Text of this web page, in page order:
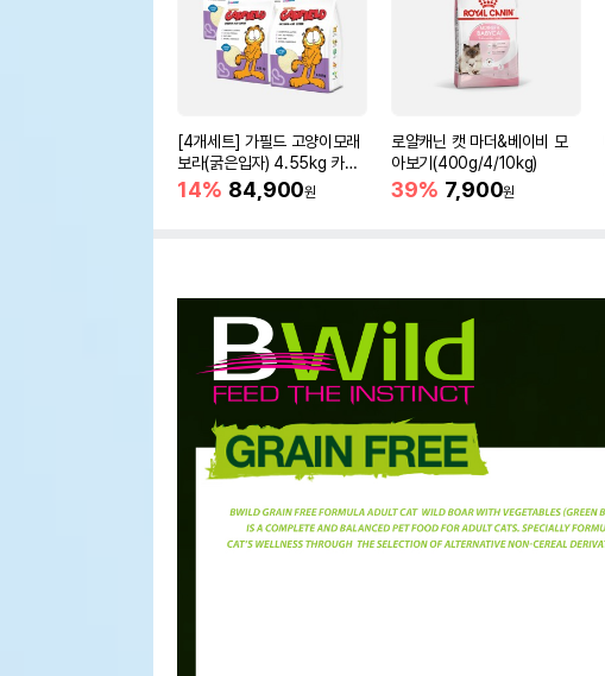
[4개세트] 가필드 고양이모래
보라(굵은입자) 4.55kg 카사
바모래
14% 84,900원
로얄캐닌 캣 마더&베이비 모
아보기(400g/4/10kg)
39% 7,900원